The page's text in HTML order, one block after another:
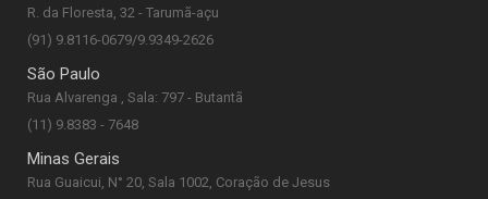
R. da Floresta, 32 - Tarumã-açu
(91) 9.8116-0679/9.9349-2626
São Paulo
Rua Alvarenga , Sala: 797 - Butantã
(11) 9.8383 - 7648
Minas Gerais
Rua Guaicui, N° 20, Sala 1002, Coração de Jesus